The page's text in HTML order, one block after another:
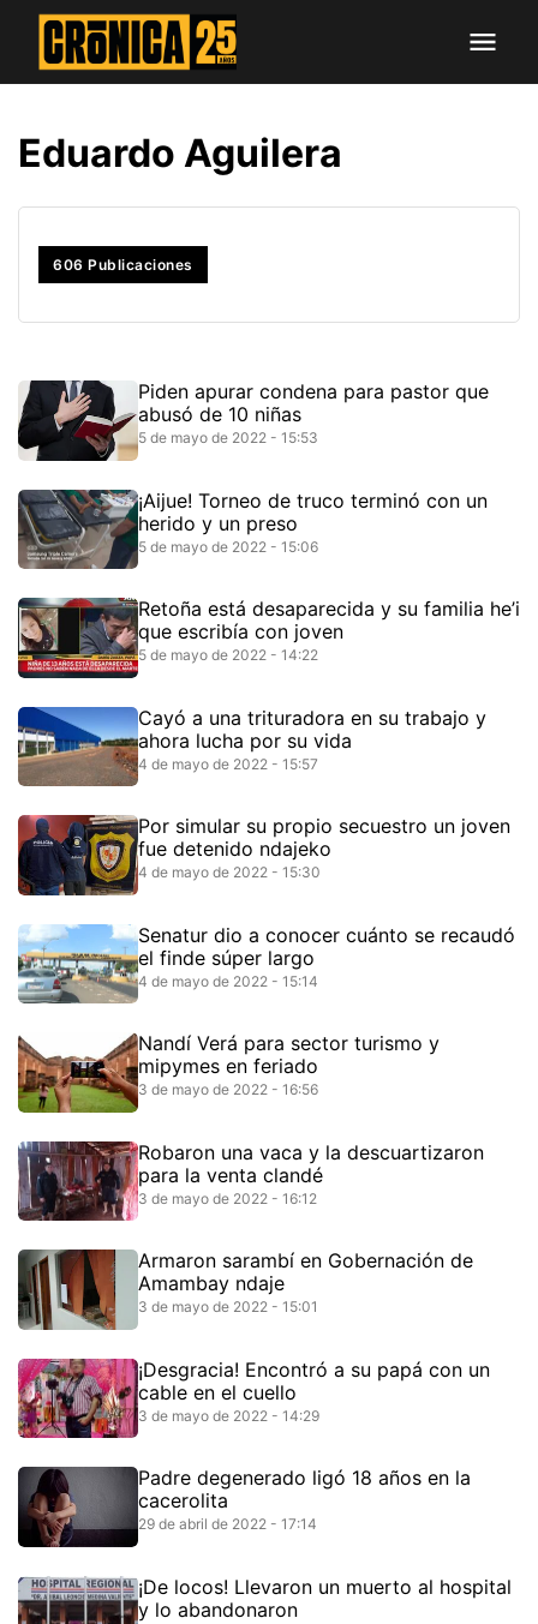
Eduardo Aguilera
606 Publicaciones
Piden apurar condena para pastor que
abusó de 10 niñas
5 de mayo de 2022 - 15:53
¡Aijue! Torneo de truco terminó con un
herido y un preso
5 de mayo de 2022 - 15:06
Retoña está desaparecida y su familia he’i
que escribía con joven
5 de mayo de 2022 - 14:22
Cayó a una trituradora en su trabajo y
ahora lucha por su vida
4 de mayo de 2022 - 15:57
Por simular su propio secuestro un joven
fue detenido ndajeko
4 de mayo de 2022 - 15:30
Senatur dio a conocer cuánto se recaudó
el finde súper largo
4 de mayo de 2022 - 15:14
Nandí Verá para sector turismo y
mipymes en feriado
3 de mayo de 2022 - 16:56
Robaron una vaca y la descuartizaron
para la venta clandé
3 de mayo de 2022 - 16:12
Armaron sarambí en Gobernación de
Amambay ndaje
3 de mayo de 2022 - 15:01
¡Desgracia! Encontró a su papá con un
cable en el cuello
3 de mayo de 2022 - 14:29
Padre degenerado ligó 18 años en la
cacerolita
29 de abril de 2022 - 17:14
¡De locos! Llevaron un muerto al hospital
y lo abandonaron